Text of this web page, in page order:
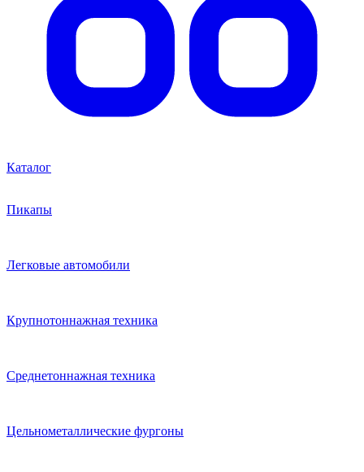
Каталог
Пикапы
Легковые автомобили
Крупнотоннажная техника
Среднетоннажная техника
Цельнометаллические фургоны